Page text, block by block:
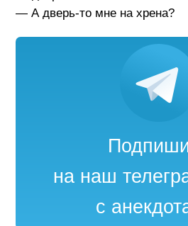
— А дверь-то мне на хрена?
на наш
с